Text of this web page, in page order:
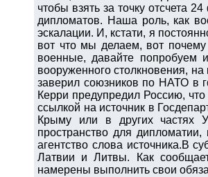
чтобы взять за точку отсчета
дипломатов. Наша роль, как
эскалации. И, кстати, я
вот что мы делаем, вот
военные, давайте попробуем
вооруженного столкновения,
заверил союзников по НАТО в
Керри предупредил Россию,
ссылкой на источник в
Крыму или в других частях
пространство для
агентство слова источника.В
Латвии и Литвы. Как
намерены выполнить свои